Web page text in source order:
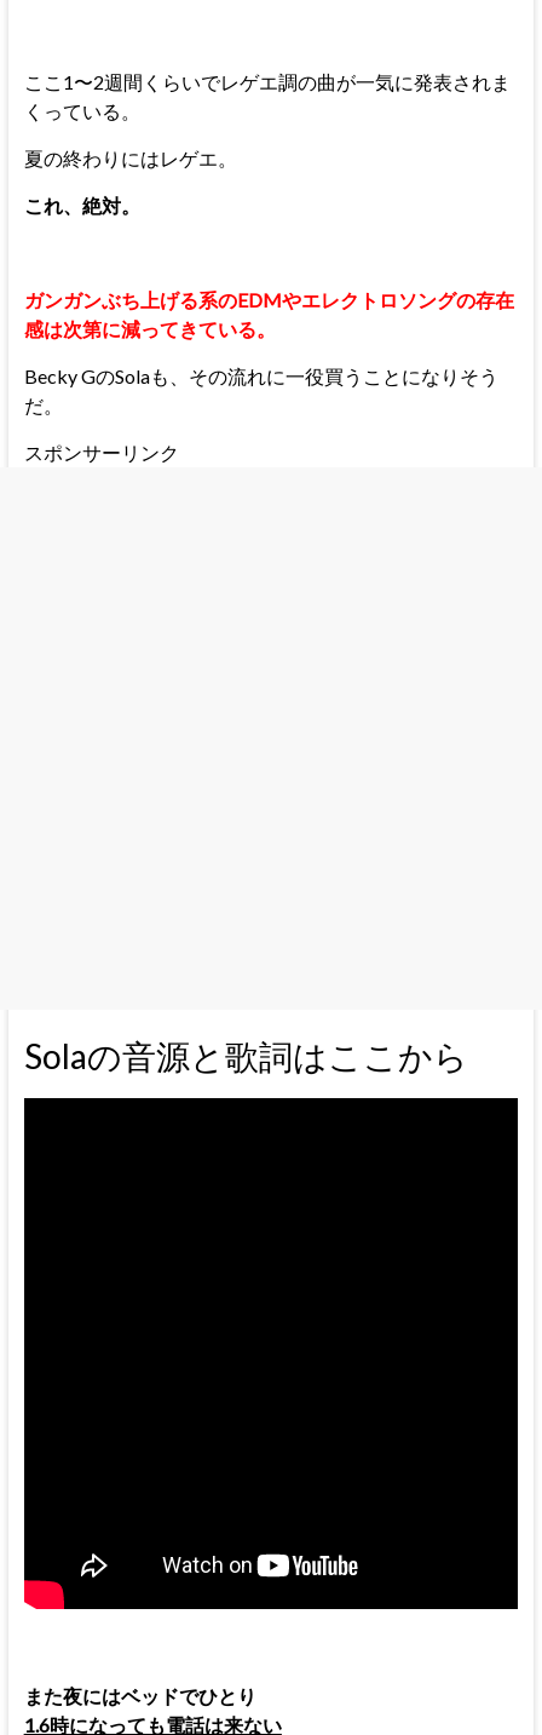
ここ1〜2週間くらいでレゲエ調の曲が一気に発表されま
くっている。
夏の終わりにはレゲエ。
これ、絶対。
ガンガンぶち上げる系のEDMやエレクトロソングの存在
感は次第に減ってきている。
Becky GのSolaも、その流れに一役買うことになりそう
だ。
スポンサーリンク
Solaの音源と歌詞はここから
また夜にはベッドでひとり
1.6時になっても電話は来ない